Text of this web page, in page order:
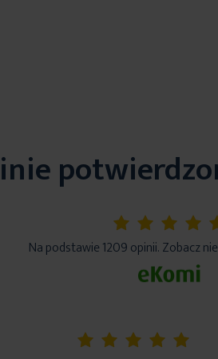
Na podstawie 1209 opinii. Zobacz